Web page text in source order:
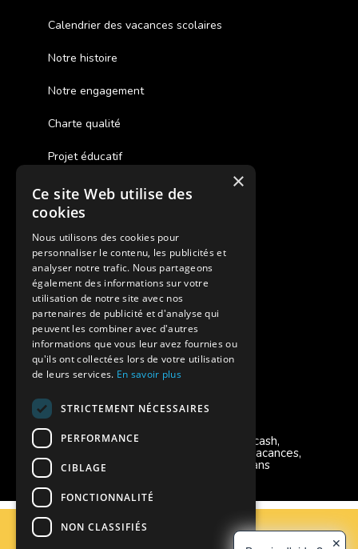
Calendrier des vacances scolaires
Notre histoire
Notre engagement
Charte qualité
Projet éducatif
Des colonies de vacances inclusives
Assurances annulations
Aides financières pour partir en colonie
Charte de confidentialité
Vacances Adaptées Adulte Supernova
Modes de règlement acceptés
Chèque, Virement, Espèces, Mandats cash,
Bons CAF, Conseil général, Chèques vacances,
Carte bancaire, Prise en charge reçu sans
règlement, Prélèvement, Pass Colo
×
Ce site Web utilise des
cookies
Nous utilisons des cookies pour
personnaliser le contenu, les publicités et
analyser notre trafic. Nous partageons
également des informations sur votre
utilisation de notre site avec nos
partenaires de publicité et d'analyse qui
peuvent les combiner avec d'autres
informations que vous leur avez fournies ou
qu'ils ont collectées lors de votre utilisation
de leurs services. En savoir plus
STRICTEMENT NÉCESSAIRES
PERFORMANCE
CIBLAGE
FONCTIONNALITÉ
NON CLASSIFIÉS
✕